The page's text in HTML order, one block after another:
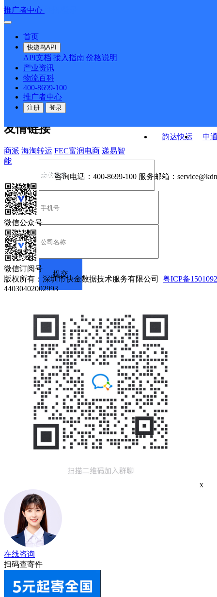
推广者中心
首页
快递鸟API
API文档 接入指南 价格说明
产业资讯
物流百科
400-8699-100
推广者中心
注册 登录
韵达快运
中
接口API
API接口 DEMO下载
关于我们
公司介绍 企业动态
合作伙伴 快递鸟接口服务协议
户隐私政策
友情链接
商派 海淘转运 FEC富润电商 递易智
能
咨询电话： 400-8699-100 服务邮箱：
微信公众号
微信订阅号
版权所有：深圳市快金数据技术服务有限公司 粤ICP备
44030402002993
x
在线咨询
扫码查寄件